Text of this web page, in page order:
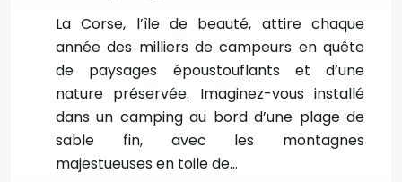
La Corse, l’île de beauté, attire chaque
année des milliers de campeurs en quête
de paysages époustouflants et d’une
nature préservée. Imaginez-vous installé
dans un camping au bord d’une plage de
sable fin, avec les montagnes
majestueuses en toile de…